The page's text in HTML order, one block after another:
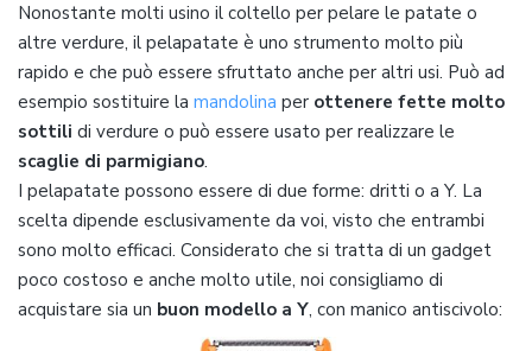
Nonostante molti usino il coltello per pelare le patate o
altre verdure, il pelapatate è uno strumento molto più
rapido e che può essere sfruttato anche per altri usi. Può ad
esempio sostituire la mandolina per ottenere fette molto
sottili di verdure o può essere usato per realizzare le
scaglie di parmigiano.
I pelapatate possono essere di due forme: dritti o a Y. La
scelta dipende esclusivamente da voi, visto che entrambi
sono molto efficaci. Considerato che si tratta di un gadget
poco costoso e anche molto utile, noi consigliamo di
acquistare sia un buon modello a Y, con manico antiscivolo: